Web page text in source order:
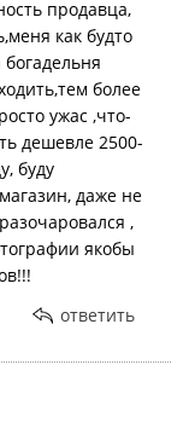
продавца,
как будто
более
ужас ,что-
дешевле 2500-
буду
даже не
,
якобы
ответить